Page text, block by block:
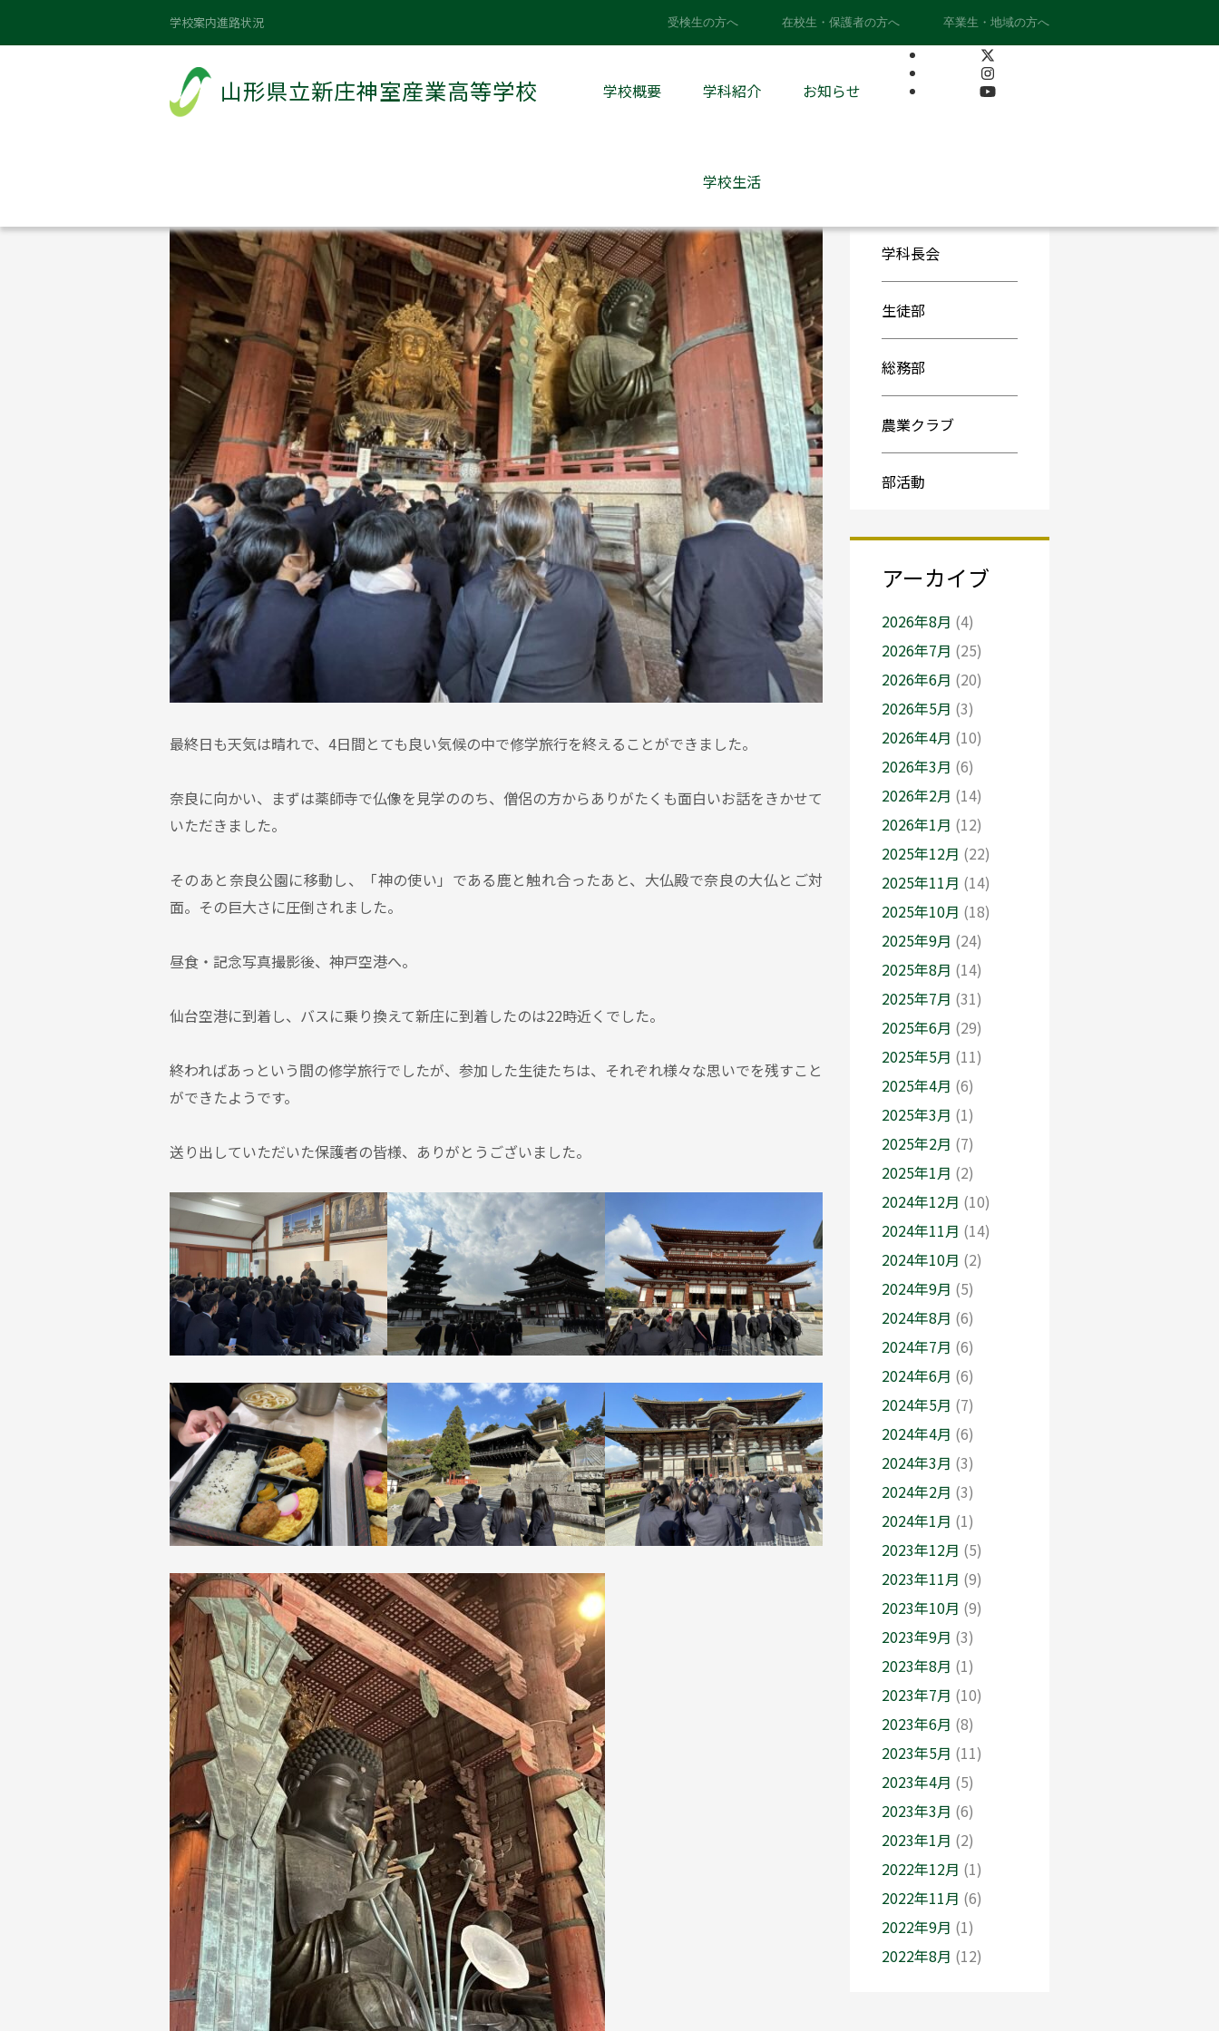
学校案内進路状況 受検生の方へ 在校生・保護者の方へ 卒業生・地域の方へ
山形県立新庄神室産業高等学校 学校概要 学科紹介 お知らせ
学校生活
修学旅行最終日m(__)m
最終日も天気は晴れで、4日間とても良い気候の中で修学旅行を終えることができました。
奈良に向かい、まずは薬師寺で仏像を見学ののち、僧侶の方からありがたくも面白いお話をきかせて
いただきました。
そのあと奈良公園に移動し、「神の使い」である鹿と触れ合ったあと、大仏殿で奈良の大仏とご対
面。その巨大さに圧倒されました。
昼食・記念写真撮影後、神戸空港へ。
仙台空港に到着し、バスに乗り換えて新庄に到着したのは22時近くでした。
終わればあっという間の修学旅行でしたが、参加した生徒たちは、それぞれ様々な思いでを残すこと
ができたようです。
送り出していただいた保護者の皆様、ありがとうございました。
カテゴリー
学科長会
生徒部
総務部
農業クラブ
部活動
アーカイブ
2026年8月 (4)
2026年7月 (25)
2026年6月 (20)
2026年5月 (3)
2026年4月 (10)
2026年3月 (6)
2026年2月 (14)
2026年1月 (12)
2025年12月 (22)
2025年11月 (14)
2025年10月 (18)
2025年9月 (24)
2025年8月 (14)
2025年7月 (31)
2025年6月 (29)
2025年5月 (11)
2025年4月 (6)
2025年3月 (1)
2025年2月 (7)
2025年1月 (2)
2024年12月 (10)
2024年11月 (14)
2024年10月 (2)
2024年9月 (5)
2024年8月 (6)
2024年7月 (6)
2024年6月 (6)
2024年5月 (7)
2024年4月 (6)
2024年3月 (3)
2024年2月 (3)
2024年1月 (1)
2023年12月 (5)
2023年11月 (9)
2023年10月 (9)
2023年9月 (3)
2023年8月 (1)
2023年7月 (10)
2023年6月 (8)
2023年5月 (11)
2023年4月 (5)
2023年3月 (6)
2023年1月 (2)
2022年12月 (1)
2022年11月 (6)
2022年9月 (1)
2022年8月 (12)